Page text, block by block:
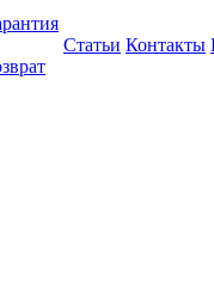
Статьи Контакты